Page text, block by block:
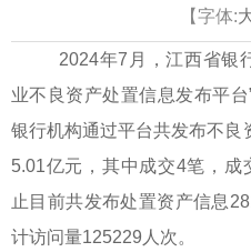
【字体:
2024年7月，江西省银
业不良资产处置信息发布平
银行机构通过平台共发布不良
5.01亿元，其中成交4笔，成
止目前共发布处置资产信息
计访问量125229人次。